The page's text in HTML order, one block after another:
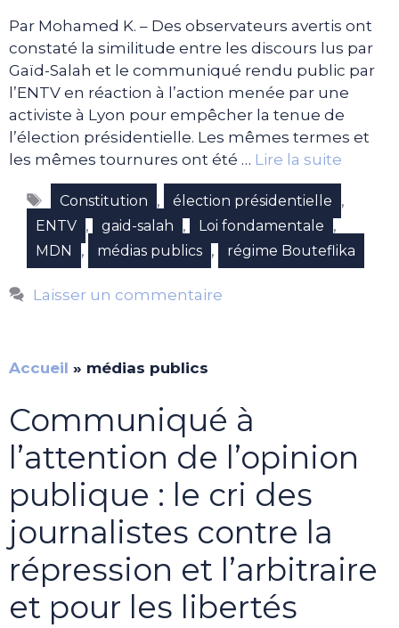
Par Mohamed K. – Des observateurs avertis ont
constaté la similitude entre les discours lus par
Gaïd-Salah et le communiqué rendu public par
l’ENTV en réaction à l’action menée par une
activiste à Lyon pour empêcher la tenue de
l’élection présidentielle. Les mêmes termes et
les mêmes tournures ont été … Lire la suite
Étiquettes
Constitution , élection présidentielle ,
ENTV , gaid-salah , Loi fondamentale ,
MDN , médias publics , régime Bouteflika
Laisser un commentaire
Accueil » médias publics
Communiqué à
l’attention de l’opinion
publique : le cri des
journalistes contre la
répression et l’arbitraire
et pour les libertés